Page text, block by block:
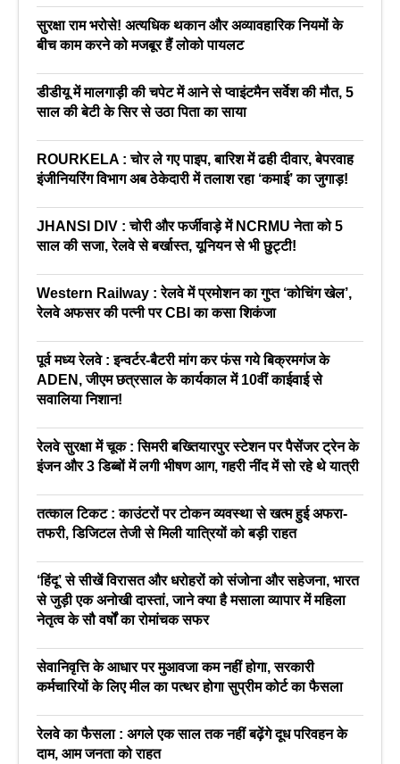
सुरक्षा राम भरोसे! अत्यधिक थकान और अव्यावहारिक नियमों के
बीच काम करने को मजबूर हैं लोको पायलट
डीडीयू में मालगाड़ी की चपेट में आने से प्वाइंटमैन सर्वेश की मौत, 5
साल की बेटी के सिर से उठा पिता का साया
ROURKELA : चोर ले गए पाइप, बारिश में ढही दीवार, बेपरवाह
इंजीनियरिंग विभाग अब ठेकेदारी में तलाश रहा ‘कमाई’ का जुगाड़!
JHANSI DIV : चोरी और फर्जीवाड़े में NCRMU नेता को 5
साल की सजा, रेलवे से बर्खास्त, यूनियन से भी छुट्टी!
Western Railway : रेलवे में प्रमोशन का गुप्त ‘कोचिंग खेल’,
रेलवे अफसर की पत्नी पर CBI का कसा शिकंजा
पूर्व मध्य रेलवे : इन्वर्टर-बैटरी मांग कर फंस गये बिक्रमगंज के
ADEN, जीएम छत्रसाल के कार्यकाल में 10वीं काईवाई से
सवालिया निशान!
रेलवे सुरक्षा में चूक : सिमरी बख्तियारपुर स्टेशन पर पैसेंजर ट्रेन के
इंजन और 3 डिब्बों में लगी भीषण आग, गहरी नींद में सो रहे थे यात्री
तत्काल टिकट : काउंटरों पर टोकन व्यवस्था से खत्म हुई अफरा-
तफरी, डिजिटल तेजी से मिली यात्रियों को बड़ी राहत
‘हिंदू’ से सीखें विरासत और धरोहरों को संजोना और सहेजना, भारत
से जुड़ी एक अनोखी दास्तां, जाने क्या है मसाला व्यापार में महिला
नेतृत्व के सौ वर्षों का रोमांचक सफर
सेवानिवृत्ति के आधार पर मुआवजा कम नहीं होगा, सरकारी
कर्मचारियों के लिए मील का पत्थर होगा सुप्रीम कोर्ट का फैसला
रेलवे का फैसला : अगले एक साल तक नहीं बढ़ेंगे दूध परिवहन के
दाम, आम जनता को राहत